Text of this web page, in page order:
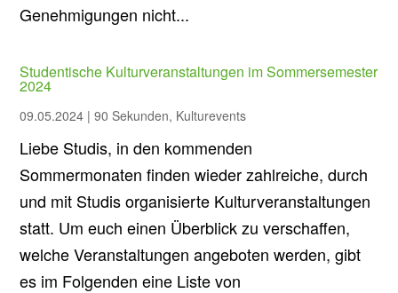
Genehmigungen nicht...
Studentische Kulturveranstaltungen im Sommersemester
2024
09.05.2024 |90 Sekunden, Kulturevents
Liebe Studis, in den kommenden
Sommermonaten finden wieder zahlreiche, durch
und mit Studis organisierte Kulturveranstaltungen
statt. Um euch einen Überblick zu verschaffen,
welche Veranstaltungen angeboten werden, gibt
es im Folgenden eine Liste von